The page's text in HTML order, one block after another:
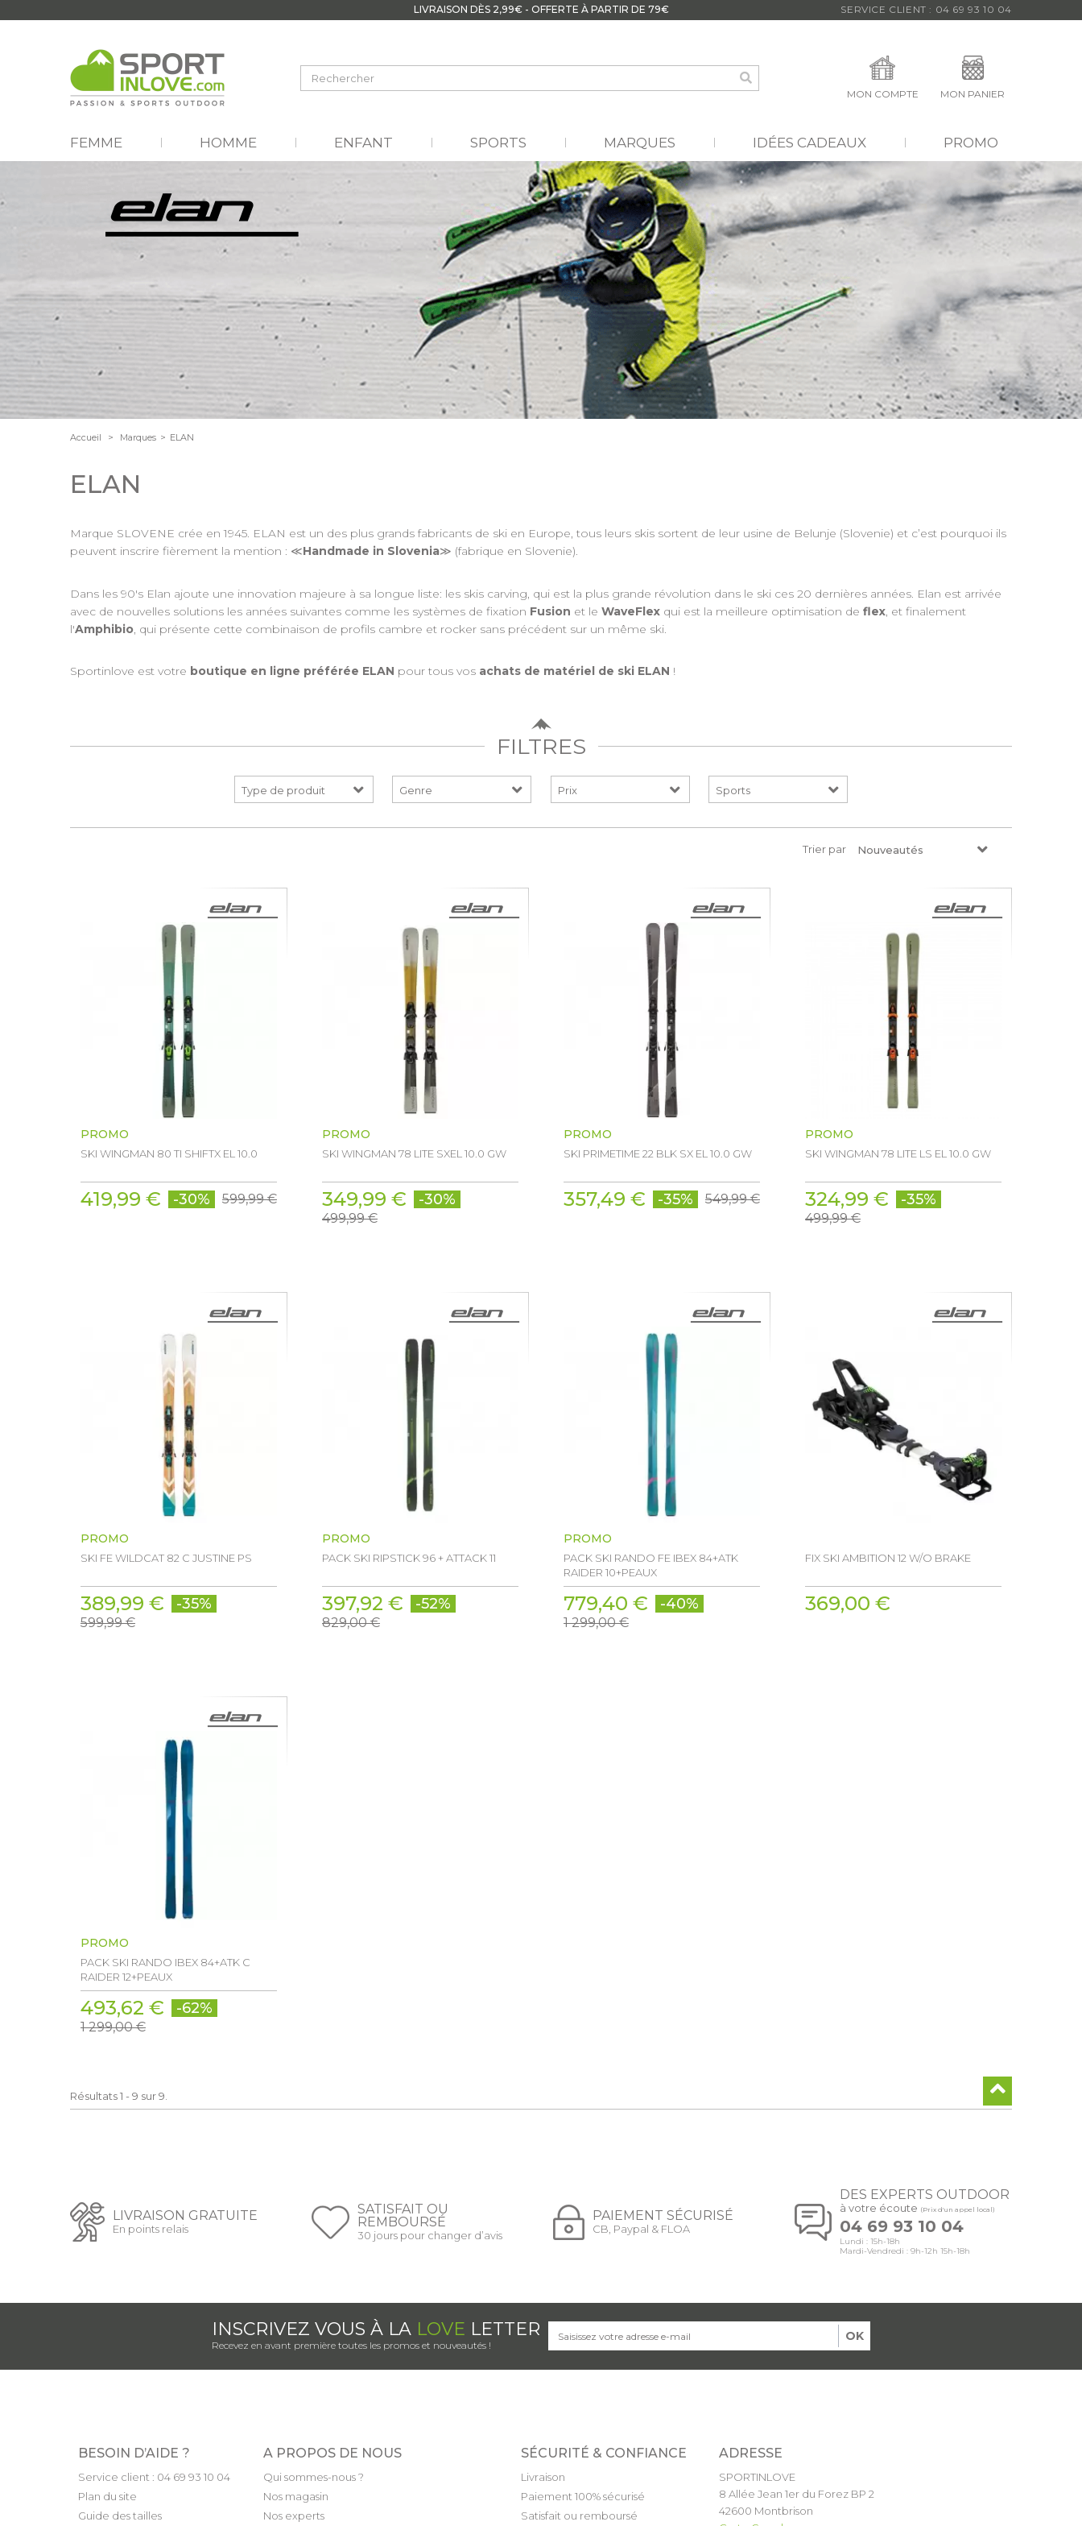
LIVRAISON DÈS 2,99€ - OFFERTE À PARTIR DE 79€ SERVICE CLIENT : 04 69 93 10 04
MON COMPTE MON PANIER
FEMME HOMME ENFANT SPORTS MARQUES IDÉES CADEAUX PROMO
Accueil > Marques > ELAN
ELAN
Marque SLOVENE crée en 1945. ELAN est un des plus grands fabricants de ski en Europe, tous leurs skis sortent de leur usine de Belunje (Slovenie) et c’est pourquoi ils
peuvent inscrire fièrement la mention : ≪Handmade in Slovenia≫ (fabrique en Slovenie).
Dans les 90's Elan ajoute une innovation majeure à sa longue liste: les skis carving, qui est la plus grande révolution dans le ski ces 20 dernières années. Elan est arrivée
avec de nouvelles solutions les années suivantes comme les systèmes de fixation Fusion et le WaveFlex qui est la meilleure optimisation de flex , et finalement
l'Amphibio , qui présente cette combinaison de profils cambre et rocker sans précédent sur un même ski.
Sportinlove est votre boutique en ligne préférée ELAN pour tous vos achats de matériel de ski ELAN !
FILTRES
Prix
Trier par Nouveautés
PROMO
SKI WINGMAN 80 TI SHIFTX EL 10.0
419,99 € -30% 599,99 €
PROMO
SKI WINGMAN 78 LITE SXEL 10.0 GW
349,99 € -30%
499,99 €
PROMO
SKI PRIMETIME 22 BLK SX EL 10.0 GW
357,49 € -35% 549,99 €
PROMO
SKI WINGMAN 78 LITE LS EL 10.0 GW
324,99 € -35%
499,99 €
PROMO
SKI FE WILDCAT 82 C JUSTINE PS
389,99 € -35%
599,99 €
PROMO
PACK SKI RIPSTICK 96 + ATTACK 11
397,92 € -52%
829,00 €
PROMO
PACK SKI RANDO FE IBEX 84+ATK
RAIDER 10+PEAUX
779,40 € -40%
1 299,00 €
FIX SKI AMBITION 12 W/O BRAKE
369,00 €
PROMO
PACK SKI RANDO IBEX 84+ATK C
RAIDER 12+PEAUX
493,62 € -62%
1 299,00 €
Résultats 1 - 9 sur 9.
LIVRAISON GRATUITE
En points relais
SATISFAIT OU
REMBOURSÉ
30 jours pour changer d’avis
PAIEMENT SÉCURISÉ
CB, Paypal & FLOA
DES EXPERTS OUTDOOR
à votre écoute (Prix d'un appel local)
04 69 93 10 04
Lundi : 15h-18h
Mardi-Vendredi : 9h-12h 15h-18h
INSCRIVEZ VOUS À LA LOVE LETTER
Recevez en avant première toutes les promos et nouveautés !
OK
BESOIN D’AIDE ?
Service client : 04 69 93 10 04
Plan du site
Guide des tailles
A PROPOS DE NOUS
Qui sommes-nous ?
Nos magasin
Nos experts
SÉCURITÉ & CONFIANCE
Livraison
Paiement 100% sécurisé
Satisfait ou remboursé
ADRESSE
SPORTINLOVE
8 Allée Jean 1er du Forez BP 2
42600 Montbrison